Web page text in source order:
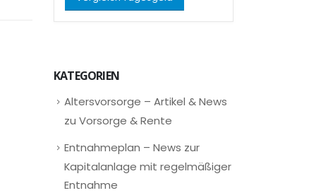
KATEGORIEN
Altersvorsorge – Artikel & News
zu Vorsorge & Rente
Entnahmeplan – News zur
Kapitalanlage mit regelmäßiger
Entnahme